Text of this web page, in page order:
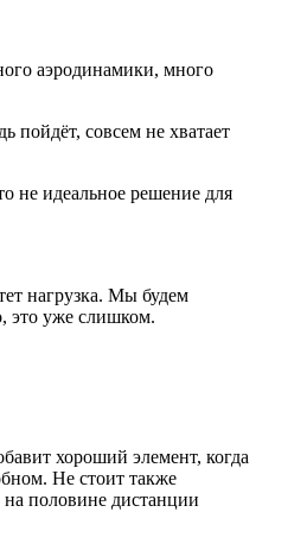
аэродинамики, много
совсем не хватает
не идеальное решение для
нагрузка. Мы будем
это уже слишком.
хороший элемент, когда
Не стоит также
половине дистанции